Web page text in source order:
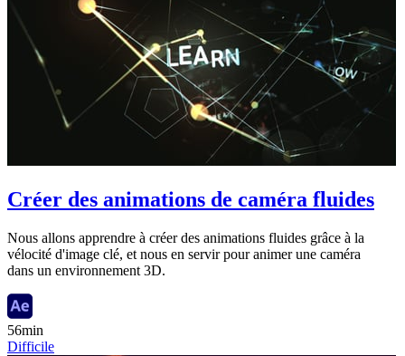
Créer des animations de caméra fluides
Nous allons apprendre à créer des animations fluides grâce à la
vélocité d'image clé, et nous en servir pour animer une caméra
dans un environnement 3D.
56min
Difficile